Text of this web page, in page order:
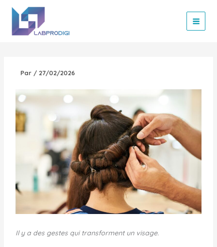
contenu
Par / 27/02/2026
Il y a des gestes qui transforment un visage.